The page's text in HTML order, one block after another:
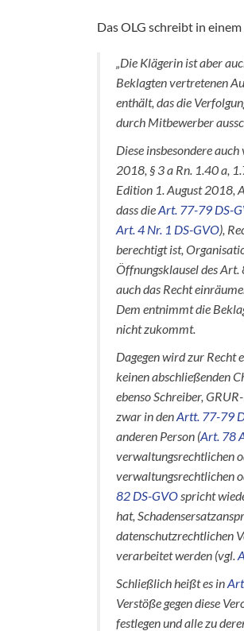
Das OLG schreibt in
„Die Klägerin ist aber
Beklagten vertretenen
enthält, das die
durch Mitbewerber
Diese insbesondere
2018, § 3 a Rn. 1.40 a,
Edition 1. August 2018,
dass dieArt. 77-79 DS-
Art. 4 Nr. 1 DS-GVO),
berechtigt ist,
Öffnungsklausel des Art.
auch das Recht
Dem entnimmt die
nicht zukommt.
Dagegen wird zur Recht
keinen abschließenden
ebenso Schreiber,
zwar in denArtt. 77-79
anderen Person (Art. 78
verwaltungsrechtlichen
verwaltungsrechtlichen
82 DS-GVOspricht
hat,
datenschutzrechtlichen
verarbeitet werden (vgl.
Schließlich heißt es in
Verstöße gegen diese
festlegen und alle zu